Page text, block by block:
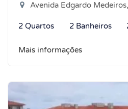
Avenida Edgardo Medeiros, 2455 -
2 Quartos 2 Banheiros
Mais informações